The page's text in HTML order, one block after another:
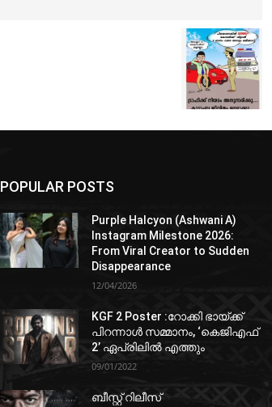
POPULAR POSTS
Purple Halcyon (Ashwani A)
Instagram Milestone 2026:
From Viral Creator to Sudden
Disappearance
12/04/2026
KGF 2 Poster :റോക്കി ഭായ്ക്ക്
പിറന്നാൾ സമ്മാനം, ‘കെജിഎഫ്
2’ ഏപ്രിലിൽ എത്തും
09/01/2022
ബീസ്റ്റ് റിലീസ്